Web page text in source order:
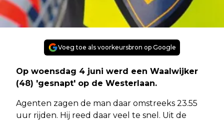
Voeg toe als voorkeursbron op Google
Op woensdag 4 juni werd een Waalwijker
(48) 'gesnapt' op de Westerlaan.
Agenten zagen de man daar omstreeks 23.55
uur rijden. Hij reed daar veel te snel. Uit de